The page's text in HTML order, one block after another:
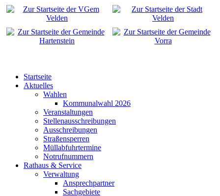
Startseite
Aktuelles
Wahlen
Kommunalwahl 2026
Veranstaltungen
Stellenausschreibungen
Ausschreibungen
Straßensperren
Müllabfuhrtermine
Notrufnummern
Rathaus & Service
Verwaltung
Ansprechpartner
Sachgebiete